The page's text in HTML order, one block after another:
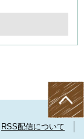
RSS配信について